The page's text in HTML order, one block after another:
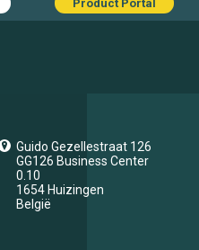
Product Portal
Guido Gezellestraat 126
GG126 Business Center
0.10
1654 Huizingen
België